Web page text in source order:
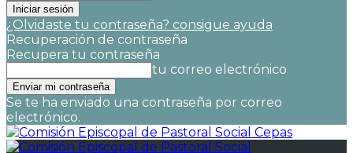
¿Olvidaste tu contraseña? consigue ayuda
Recuperación de contraseña
Recupera tu contraseña
tu correo electrónico
Se te ha enviado una contraseña por correo
electrónico.
Cepas